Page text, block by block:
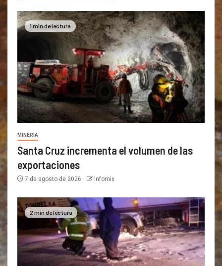
1 min de lectura
MINERÍA
Santa Cruz incrementa el volumen de las
exportaciones
7 de agosto de 2026 Infomix
2 min de lectura